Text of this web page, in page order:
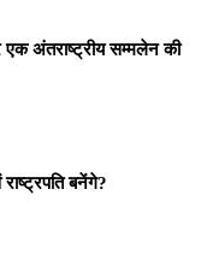
एक अंतराष्ट्रीय सम्मलेन की
बनेंगे?